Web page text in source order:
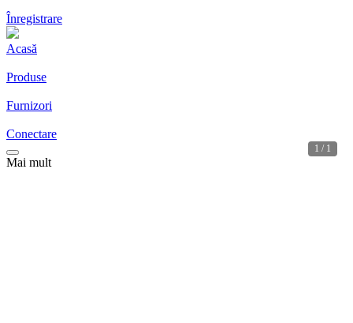
1 / 1
Înregistrare
Acasă
Produse
Furnizori
Conectare
Mai mult